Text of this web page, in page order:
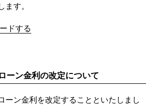
す。
ドする
ーン金利の改定について
ーン金利を改定することといたしまし